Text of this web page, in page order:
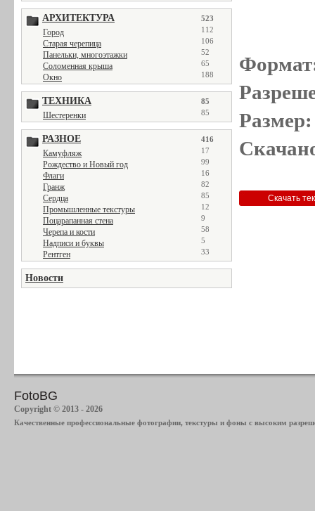
АРХИТЕКТУРА 523
Город 112
Старая черепица 106
Панельки, многоэтажки 52
Соломенная крыша 65
Окно 188
ТЕХНИКА 85
Шестеренки 85
РАЗНОЕ 416
Камуфляж 17
Рождество и Новый год 99
Флаги 16
Гранж 82
Сердца 85
Промышленные текстуры 12
Поцарапанная стена 9
Черепа и кости 58
Надписи и буквы 5
Рентген 33
Новости
FotoBG
Copyright © 2013 - 2026
Качественные профессиональные фотографии, текстуры и фоны с высоким